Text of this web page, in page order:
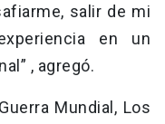
salir de mi
en un
, agregó.
Mundial, Los